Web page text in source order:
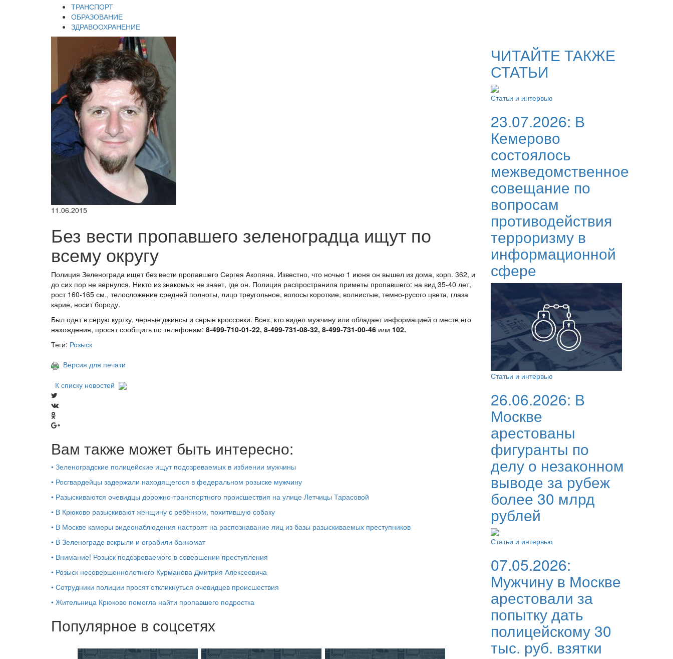
ТРАНСПОРТ
ОБРАЗОВАНИЕ
ЗДРАВООХРАНЕНИЕ
11.06.2015
Без вести пропавшего зеленоградца ищут по
всему округу
Полиция Зеленограда ищет без вести пропавшего Сергея Акопяна. Известно, что ночью 1 июня он вышел из дома, корп. 362, и
до сих пор не вернулся. Никто из знакомых не знает, где он. Полиция распространила приметы пропавшего: на вид 35-40 лет,
рост 160-165 см., телосложение средней полноты, лицо треугольное, волосы короткие, волнистые, темно-русого цвета, глаза
карие, носит бороду.
Был одет в серую куртку, черные джинсы и серые кроссовки. Всех, кто видел мужчину или обладает информацией о месте его
нахождения, просят сообщить по телефонам: 8-499-710-01-22, 8-499-731-08-32, 8-499-731-00-46 или 102.
Теги: Розыск
Версия для печати
К списку новостей
Вам также может быть интересно:
• Зеленоградские полицейские ищут подозреваемых в избиении мужчины
• Росгвардейцы задержали находящегося в федеральном розыске мужчину
• Разыскиваются очевидцы дорожно-транспортного происшествия на улице Летчицы Тарасовой
• В Крюково разыскивают женщину с ребёнком, похитившую собаку
• В Москве камеры видеонаблюдения настроят на распознавание лиц из базы разыскиваемых преступников
• В Зеленограде вскрыли и ограбили банкомат
• Внимание! Розыск подозреваемого в совершении преступления
• Розыск несовершеннолетнего Курманова Дмитрия Алексеевича
• Сотрудники полиции просят откликнуться очевидцев происшествия
• Жительница Крюково помогла найти пропавшего подростка
Популярное в соцсетях
ЧИТАЙТЕ ТАКЖЕ
СТАТЬИ
Статьи и интервью
23.07.2026: В
Кемерово
состоялось
межведомственное
совещание по
вопросам
противодействия
терроризму в
информационной
сфере
Статьи и интервью
26.06.2026: В
Москве
арестованы
фигуранты по
делу о незаконном
выводе за рубеж
более 30 млрд
рублей
Статьи и интервью
07.05.2026:
Мужчину в Москве
арестовали за
попытку дать
полицейскому 30
тыс. руб. взятки